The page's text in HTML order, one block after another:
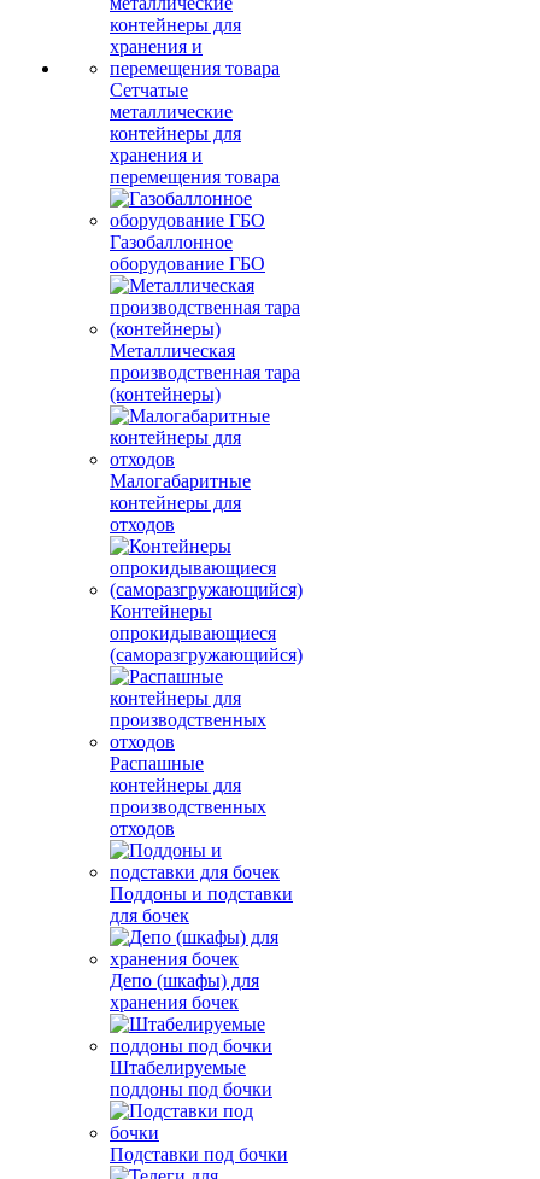
Сетчатые
металлические
контейнеры для
хранения и
перемещения товара
Газобаллонное
оборудование ГБО
Металлическая
производственная тара
(контейнеры)
Малогабаритные
контейнеры для
отходов
Контейнеры
опрокидывающиеся
(саморазгружающийся)
Распашные
контейнеры для
производственных
отходов
Поддоны и подставки
для бочек
Депо (шкафы) для
хранения бочек
Штабелируемые
поддоны под бочки
Подставки под бочки